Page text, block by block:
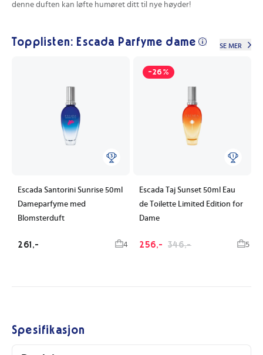
denne duften kan løfte humøret ditt til nye høyder!
Topplisten: Escada Parfyme dame SE MER
Escada Santorini Sunrise 50ml
Dameparfyme med
Blomsterduft
261,- 4
-26%
Escada Taj Sunset 50ml Eau
de Toilette Limited Edition for
Dame
256,- 346,- 5
Spesifikasjon